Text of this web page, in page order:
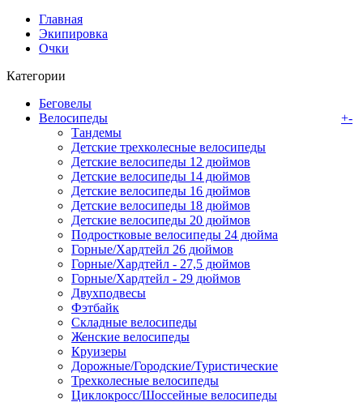
Главная
Экипировка
Очки
Категории
Беговелы
Велосипеды
+-
Тандемы
Детские трехколесные велосипеды
Детские велосипеды 12 дюймов
Детские велосипеды 14 дюймов
Детские велосипеды 16 дюймов
Детские велосипеды 18 дюймов
Детские велосипеды 20 дюймов
Подростковые велосипеды 24 дюйма
Горные/Хардтейл 26 дюймов
Горные/Хардтейл - 27,5 дюймов
Горные/Хардтейл - 29 дюймов
Двухподвесы
Фэтбайк
Складные велосипеды
Женские велосипеды
Круизеры
Дорожные/Городские/Туристические
Трехколесные велосипеды
Циклокросс/Шоссейные велосипеды